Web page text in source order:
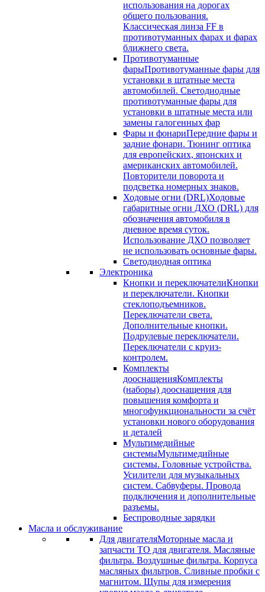
использования на дорогах
общего пользования.
Классическая линза FF в
противотуманных фарах и фарах
ближнего света.
Противотуманные
фарыПротивотуманные фары для
установки в штатные места
автомобилей. Светодиодные
противотуманные фары для
установки в штатные места или
замены галогенных фар
Фары и фонариПередние фары и
задние фонари. Тюнинг оптика
для европейских, японских и
американских автомобилей.
Повторители поворота и
подсветка номерных знаков.
Ходовые огни (DRL)Ходовые
габаритные огни ДХО (DRL) для
обозначения автомобиля в
дневное время суток.
Использование ДХО позволяет
не использовать основные фары.
Светодиодная оптика
Электроника
Кнопки и переключателиКнопки
и переключатели. Кнопки
стеклоподъемников.
Переключатели света.
Дополнительные кнопки.
Подрулевые переключатели.
Переключатели с круиз-
контролем.
Комплекты
дооснащенияКомплекты
(наборы) дооснащения для
повышения комфорта и
многофункциональности за счёт
установки нового оборудования
и деталей
Мультимедийные
системыМультимедийные
системы. Головные устройства.
Усилители для музыкальных
систем. Сабвуферы. Провода
подключения и дополнительные
разъемы.
Беспроводные зарядки
Масла и обслуживание
Для двигателяМоторные масла и
запчасти ТО для двигателя. Масляные
фильтра. Воздушные фильтра. Корпуса
масляных фильтров. Сливные пробки с
магнитом. Щупы для измерения